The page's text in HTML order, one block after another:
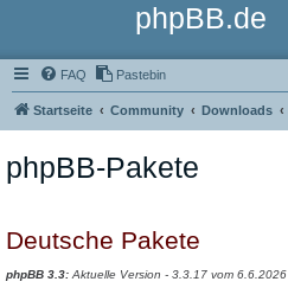
phpBB.de
FAQ Pastebin
Startseite Community Downloads
phpBB-Pakete
Deutsche Pakete
phpBB 3.3: Aktuelle Version - 3.3.17 vom 6.6.2026